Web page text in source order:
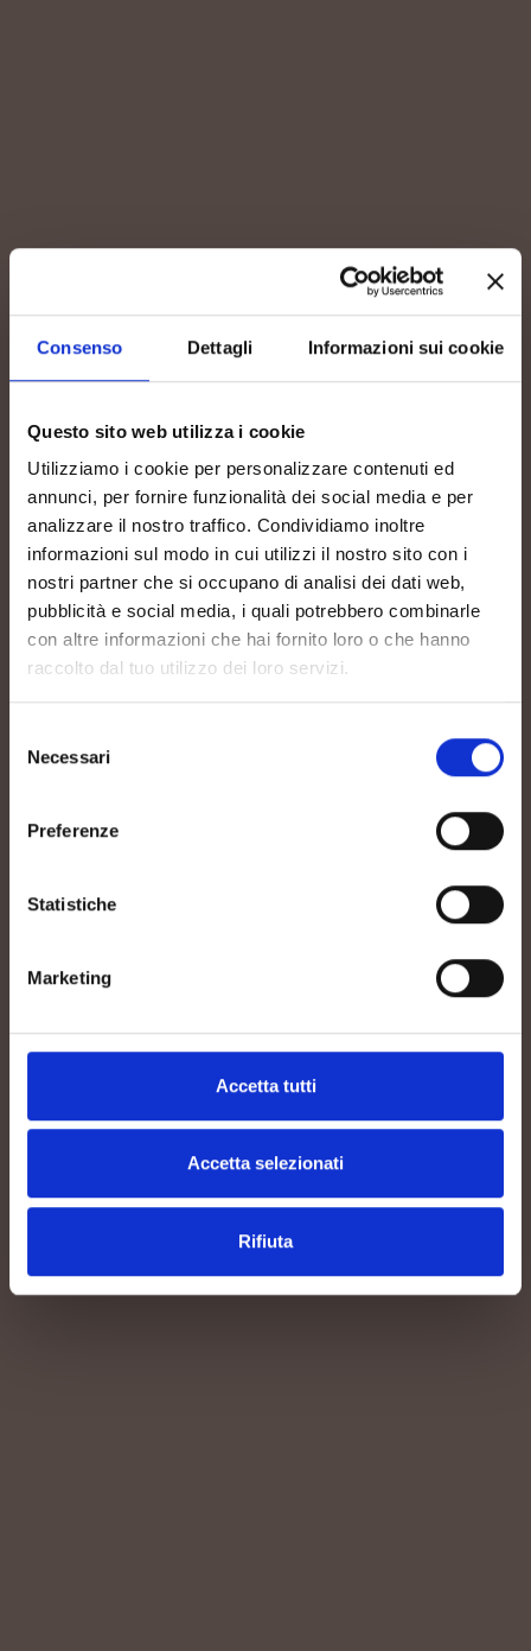
Consenso Dettagli Informazioni sui cookie
Questo sito web utilizza i cookie
Utilizziamo i cookie per personalizzare contenuti ed
annunci, per fornire funzionalità dei social media e per
analizzare il nostro traffico. Condividiamo inoltre
informazioni sul modo in cui utilizzi il nostro sito con i
nostri partner che si occupano di analisi dei dati web,
pubblicità e social media, i quali potrebbero combinarle
con altre informazioni che hai fornito loro o che hanno
raccolto dal tuo utilizzo dei loro servizi.
delNecessari
Preferenze
Statistiche
Marketing
Accetta tutti
Accetta selezionati
Rifiuta